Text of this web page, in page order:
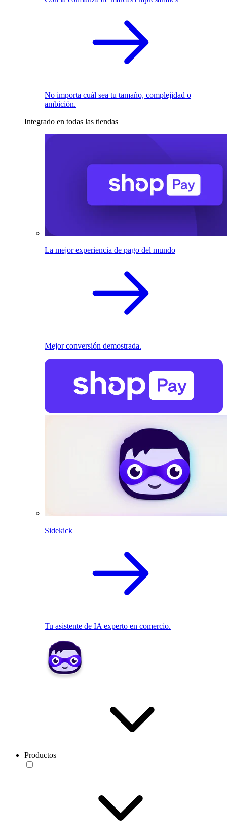
No importa cuál sea tu tamaño, complejidad o
ambición.
Integrado en todas las tiendas
La mejor experiencia de pago del mundo
Mejor conversión demostrada.
Sidekick
Tu asistente de IA experto en comercio.
Productos